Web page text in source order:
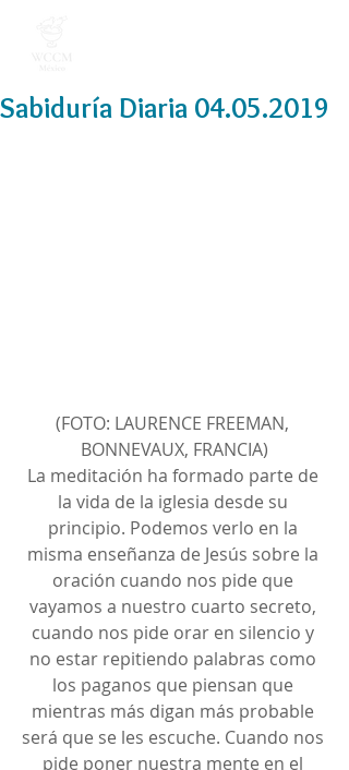
Sabiduría Diaria 04.05.2019
(FOTO: LAURENCE FREEMAN,
BONNEVAUX, FRANCIA)
La meditación ha formado parte de
la vida de la iglesia desde su
principio. Podemos verlo en la
misma enseñanza de Jesús sobre la
oración cuando nos pide que
vayamos a nuestro cuarto secreto,
cuando nos pide orar en silencio y
no estar repitiendo palabras como
los paganos que piensan que
mientras más digan más probable
será que se les escuche. Cuando nos
pide poner nuestra mente en el